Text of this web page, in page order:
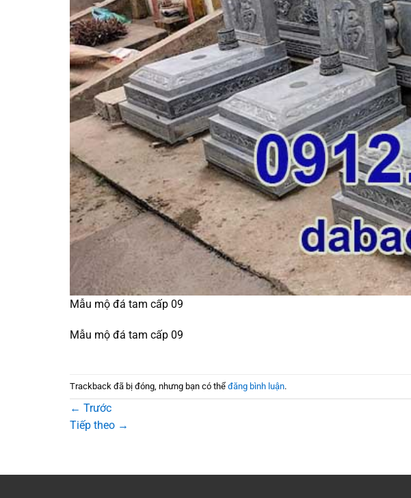
Mẫu mộ đá tam cấp 09
Mẫu mộ đá tam cấp 09
Trackback đã bị đóng, nhưng bạn có thể đăng bình luận.
← Trước
Tiếp theo →